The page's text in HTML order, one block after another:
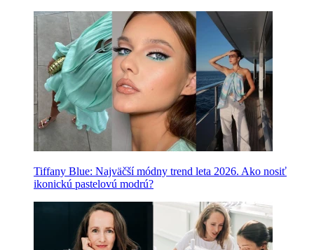
Tiffany Blue: Najväčší módny trend leta 2026. Ako nosiť
ikonickú pastelovú modrú?